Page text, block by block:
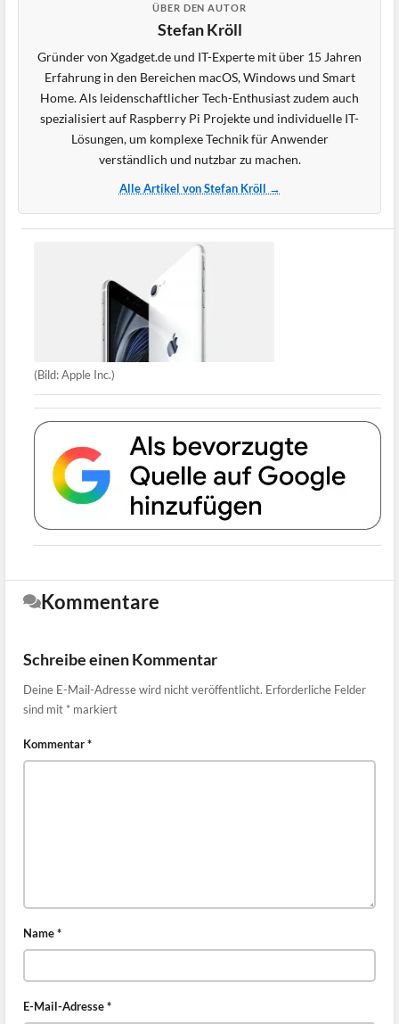
ÜBER DEN AUTOR
Stefan Kröll
Gründer von Xgadget.de und IT-Experte mit über 15 Jahren
Erfahrung in den Bereichen macOS, Windows und Smart
Home. Als leidenschaftlicher Tech-Enthusiast zudem auch
spezialisiert auf Raspberry Pi Projekte und individuelle IT-
Lösungen, um komplexe Technik für Anwender
verständlich und nutzbar zu machen.
Alle Artikel von Stefan Kröll →
(Bild: Apple Inc.)
Kommentare
Schreibe einen Kommentar
Deine E-Mail-Adresse wird nicht veröffentlicht. Erforderliche Felder
sind mit * markiert
Kommentar*
Name*
E-Mail-Adresse*